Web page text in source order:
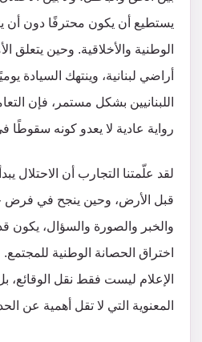
يستطيع أن يكون محترفًا دون أن
الوطنية والأخلاقية. وحين يتعلق
أراضي لبنانية، وينتهك السيادة
اللبنانيين بشكل مستمر، فإن
رواية عادية لا يعدو كونه سقوطًا
لقد علّمتنا التجارب أن الاحتلال
قبل الأرض، وحين ينجح في فرض
والخبر والصورة والسؤال، يكون
اختراق الحصانة الوطنية
الإعلام ليست فقط نقل الوقائع،
المعنوية التي لا تقل أهمية عن